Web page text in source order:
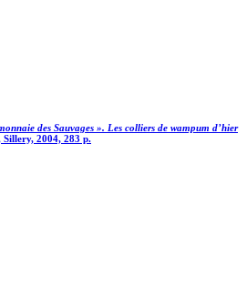
des Sauvages ». Les colliers de wampum d’hier
Sillery, 2004, 283 p.